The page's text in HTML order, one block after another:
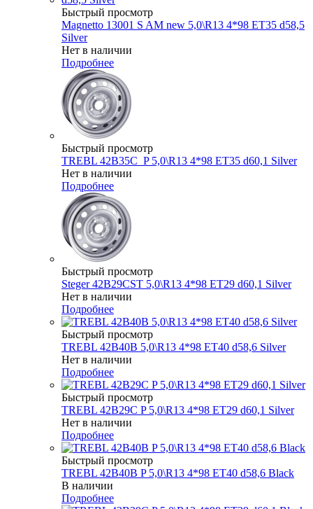
Быстрый просмотр
Magnetto 13001 S AM new 5,0\R13 4*98 ET35 d58,5
Silver
Нет в наличии
Подробнее
Быстрый просмотр
TREBL 42B35C_P 5,0\R13 4*98 ET35 d60,1 Silver
Нет в наличии
Подробнее
Быстрый просмотр
Steger 42B29CST 5,0\R13 4*98 ET29 d60,1 Silver
Нет в наличии
Подробнее
Быстрый просмотр
TREBL 42B40B 5,0\R13 4*98 ET40 d58,6 Silver
Нет в наличии
Подробнее
Быстрый просмотр
TREBL 42B29C P 5,0\R13 4*98 ET29 d60,1 Silver
Нет в наличии
Подробнее
Быстрый просмотр
TREBL 42B40B P 5,0\R13 4*98 ET40 d58,6 Black
В наличии
Подробнее